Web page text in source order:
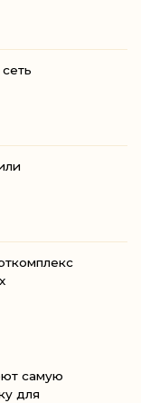
в 1»
самую
для